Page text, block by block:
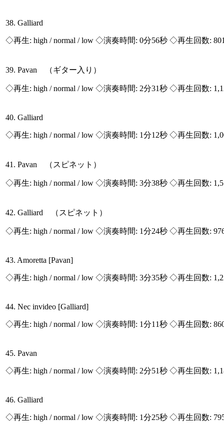
38. Galliard
◇再生: high / normal / low ◇演奏時間: 0分56秒 ◇再生回数:
39. Pavan （ギター入り）
◇再生: high / normal / low ◇演奏時間: 2分31秒 ◇再生回数:
40. Galliard
◇再生: high / normal / low ◇演奏時間: 1分12秒 ◇再生回数:
41. Pavan （スピネット）
◇再生: high / normal / low ◇演奏時間: 3分38秒 ◇再生回数:
42. Galliard （スピネット）
◇再生: high / normal / low ◇演奏時間: 1分24秒 ◇再生回数:
43. Amoretta [Pavan]
◇再生: high / normal / low ◇演奏時間: 3分35秒 ◇再生回数:
44. Nec invideo [Galliard]
◇再生: high / normal / low ◇演奏時間: 1分11秒 ◇再生回数:
45. Pavan
◇再生: high / normal / low ◇演奏時間: 2分51秒 ◇再生回数:
46. Galliard
◇再生: high / normal / low ◇演奏時間: 1分25秒 ◇再生回数: